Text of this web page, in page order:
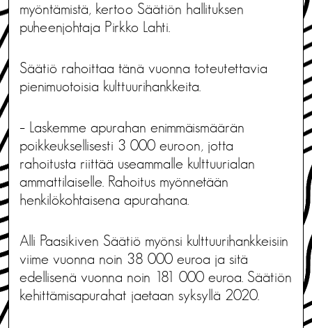
myöntämistä, kertoo Säätiön hallituksen
puheenjohtaja Pirkko Lahti.
Säätiö rahoittaa tänä vuonna toteutettavia
pienimuotoisia kulttuurihankkeita.
– Laskemme apurahan enimmäismäärän
poikkeuksellisesti 3 000 euroon, jotta
rahoitusta riittää useammalle kulttuurialan
ammattilaiselle. Rahoitus myönnetään
henkilökohtaisena apurahana.
Alli Paasikiven Säätiö myönsi kulttuurihankkeisiin
viime vuonna noin 38 000 euroa ja sitä
edellisenä vuonna noin 181 000 euroa. Säätiön
kehittämisapurahat jaetaan syksyllä 2020.